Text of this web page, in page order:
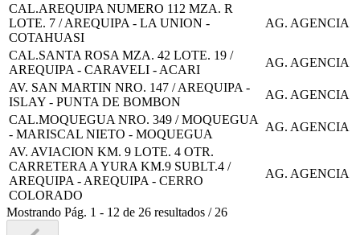
CAL.AREQUIPA NUMERO 112 MZA. R
LOTE. 7 / AREQUIPA - LA UNION -
COTAHUASI
AG. AGENCIA
CAL.SANTA ROSA MZA. 42 LOTE. 19 /
AREQUIPA - CARAVELI - ACARI
AG. AGENCIA
AV. SAN MARTIN NRO. 147 / AREQUIPA -
ISLAY - PUNTA DE BOMBON
AG. AGENCIA
CAL.MOQUEGUA NRO. 349 / MOQUEGUA
- MARISCAL NIETO - MOQUEGUA
AG. AGENCIA
AV. AVIACION KM. 9 LOTE. 4 OTR.
CARRETERA A YURA KM.9 SUBLT.4 /
AREQUIPA - AREQUIPA - CERRO
COLORADO
AG. AGENCIA
Mostrando Pág. 1 - 12 de 26 resultados / 26